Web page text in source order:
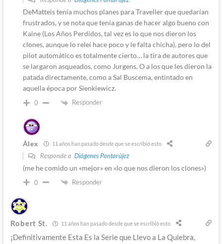
DeMatteis tenía muchos planes para Traveller que quedarían
frustrados, y se nota que tenía ganas de hacer algo bueno con
Kaine (Los Años Perdidos, tal vez es lo que nos dieron los
clones, aunque lo releí hace poco y le falta chicha), pero lo del
pilot automático es totalmente cierto… la tira de autores que
se largaron asqueados, como Jurgens. O a los que les dieron la
patada directamente, como a Sal Buscema, entintado en
aquella época por Sienkiewicz.
0 Responder
Álex 11 años han pasado desde que se escribió esto
Responde a Diógenes Pantarújez
(me he comido un «mejor» en «lo que nos dieron los clones»)
0 Responder
Robert St. 11 años han pasado desde que se escribió esto
¡Definitivamente Esta Es la Serie que Llevo a La Quiebra,